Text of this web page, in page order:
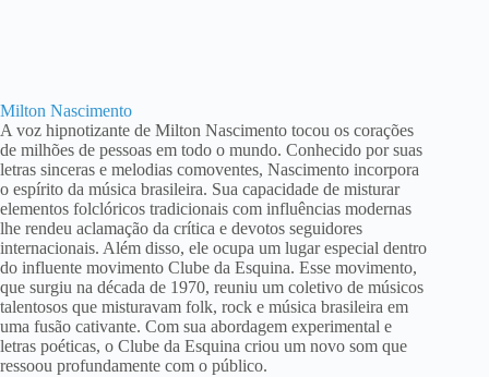
Milton Nascimento
A voz hipnotizante de Milton Nascimento tocou os corações
de milhões de pessoas em todo o mundo. Conhecido por suas
letras sinceras e melodias comoventes, Nascimento incorpora
o espírito da música brasileira. Sua capacidade de misturar
elementos folclóricos tradicionais com influências modernas
lhe rendeu aclamação da crítica e devotos seguidores
internacionais. Além disso, ele ocupa um lugar especial dentro
do influente movimento Clube da Esquina. Esse movimento,
que surgiu na década de 1970, reuniu um coletivo de músicos
talentosos que misturavam folk, rock e música brasileira em
uma fusão cativante. Com sua abordagem experimental e
letras poéticas, o Clube da Esquina criou um novo som que
ressoou profundamente com o público.